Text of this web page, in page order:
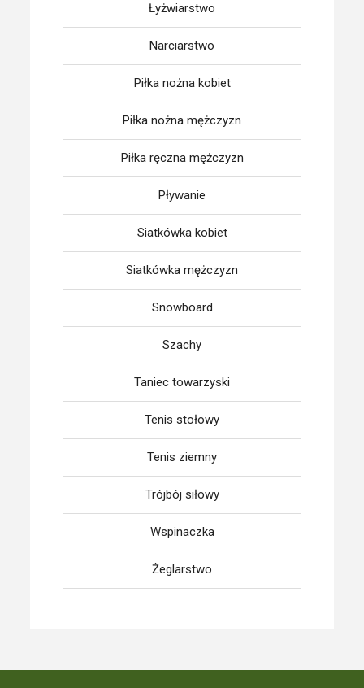
Łyżwiarstwo
Narciarstwo
Piłka nożna kobiet
Piłka nożna mężczyzn
Piłka ręczna mężczyzn
Pływanie
Siatkówka kobiet
Siatkówka mężczyzn
Snowboard
Szachy
Taniec towarzyski
Tenis stołowy
Tenis ziemny
Trójbój siłowy
Wspinaczka
Żeglarstwo